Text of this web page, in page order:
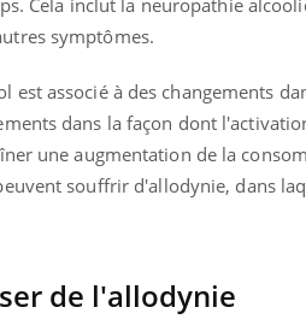
symptômes.
est associé à des changements
dans la façon dont
une augmentation de la
souffrir d'allodynie, dans
de l'allodynie